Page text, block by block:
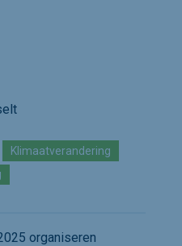
Klimaatverandering
organiseren